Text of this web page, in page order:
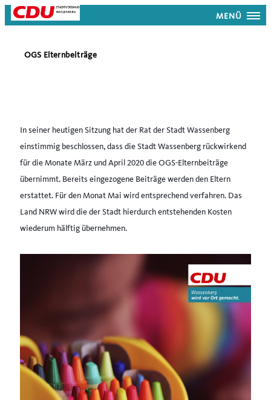
MENÜ
OGS Elternbeiträge
In seiner heutigen Sitzung hat der Rat der Stadt Wassenberg
einstimmig beschlossen, dass die Stadt Wassenberg rückwirkend
für die Monate März und April 2020 die OGS-Elternbeiträge
übernimmt. Bereits eingezogene Beiträge werden den Eltern
erstattet. Für den Monat Mai wird entsprechend verfahren. Das
Land NRW wird die der Stadt hierdurch entstehenden Kosten
wiederum hälftig übernehmen.